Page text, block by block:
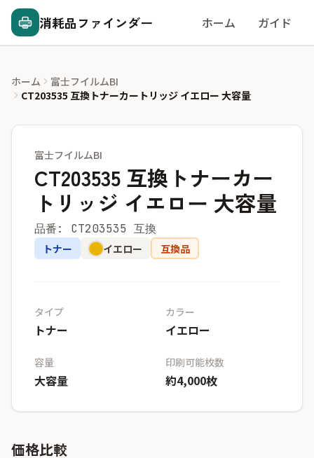
消耗品ファインダー ホーム ガイド
ホーム
富士フイルムBI
CT203535 互換トナーカートリッジ イエロー 大容量
富士フイルムBI
CT203535 互換トナーカー
トリッジ イエロー 大容量
品番: CT203535 互換
トナー イエロー 互換品
タイプ
トナー
カラー
イエロー
容量
大容量
印刷可能枚数
約4,000枚
価格比較